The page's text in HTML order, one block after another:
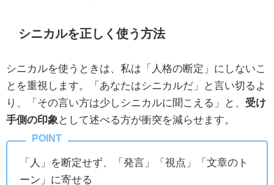
シニカルを正しく使う方法
シニカルを使うときは、私は「人格の断定」にしないこ
とを重視します。「あなたはシニカルだ」と言い切るよ
り、「その言い方は少しシニカルに聞こえる」と、 受け
手側の印象 として述べる方が衝突を減らせます。
「人」を断定せず、「発言」「視点」「文章のト
ーン」に寄せる